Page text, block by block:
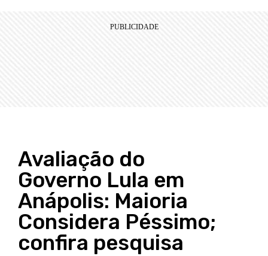
Avaliação do
Governo Lula em
Anápolis: Maioria
Considera Péssimo;
confira pesquisa